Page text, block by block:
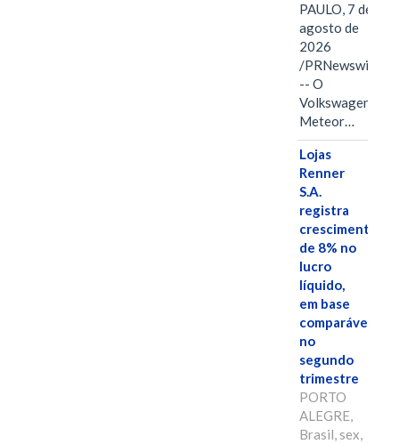
PAULO, 7 de
agosto de
2026
/PRNewswire/
-- O
Volkswagen
Meteor…
Lojas
Renner
S.A.
registra
crescimento
de 8% no
lucro
líquido,
em base
comparável,
no
segundo
trimestre
PORTO
ALEGRE,
Brasil, sex,